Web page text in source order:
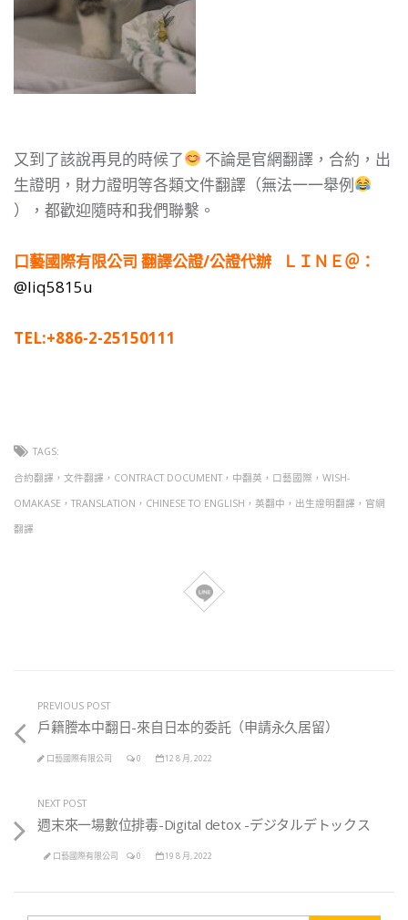
又到了該說再見的時候了
不論是官網翻譯，合約，出
生證明，財力證明等各類文件翻譯（無法一一舉例
），都歡迎隨時和我們聯繫。
口藝國際有限公司 翻譯公證/公證代辦
ＬＩＮＥ＠：
@liq5815u
TEL:+886-2-25150111
TAGS:
合約翻譯，文件翻譯，CONTRACT DOCUMENT，中翻英，口藝國際，WISH-
OMAKASE，TRANSLATION，CHINESE TO ENGLISH，英翻中，出生證明翻譯，官網
翻譯
PREVIOUS POST
戶籍謄本中翻日-來自日本的委託（申請永久居留）
口藝國際有限公司 0 12 8 月, 2022
NEXT POST
週末來一場數位排毒-Digital detox -デジタルデトックス
口藝國際有限公司 0 19 8 月, 2022